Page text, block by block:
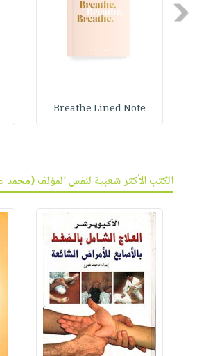
Previous
Breathe Lined Note
الكتب الأكثر شعبية لنفس المؤلف (محمد